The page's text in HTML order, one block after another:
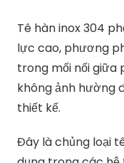
Tê hàn inox 304
lực cao, phương
trong mối nối giữa
không ảnh hường
thiết kế.
Đây là chủng loại